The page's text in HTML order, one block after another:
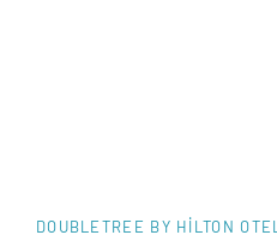
DOUBLETREE BY HILTON OTEL